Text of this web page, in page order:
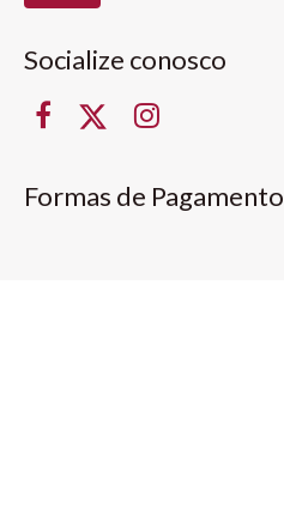
Socialize conosco
Formas de Pagamento